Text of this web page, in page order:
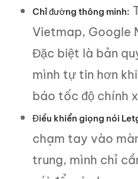
Chỉ đường thông minh:
Vietmap, Google
Đặc biệt là bản
mình tự tin hơn
báo tốc độ chính
Điều khiển giọng nói
chạm tay vào
trung, mình chỉ